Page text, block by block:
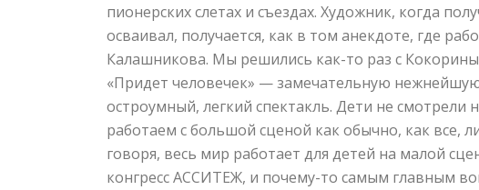
пионерских слетах и съездах. Художник, когда
осваивал, получается, как в том анекдоте, где
Калашникова. Мы решились как-то раз с
«Придет человечек» — замечательную
остроумный, легкий спектакль. Дети не
работаем с большой сценой как обычно, как все,
говоря, весь мир работает для детей на малой
конгресс АССИТЕЖ, и почему-то самым главным